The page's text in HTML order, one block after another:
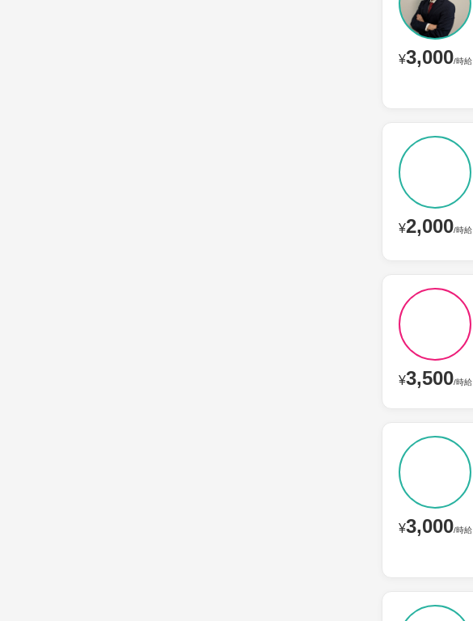
¥3,000/時給
¥2,000/時給
¥3,500/時給
¥3,000/時給